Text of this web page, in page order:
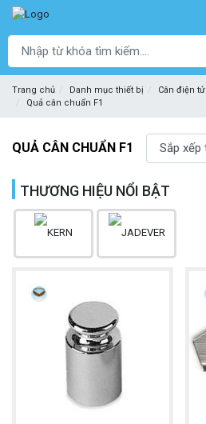
Trang chủ Danh mục thiết bị Cân điện tử
Quả cân chuẩn F1
QUẢ CÂN CHUẨN F1
THƯƠNG HIỆU NỔI BẬT